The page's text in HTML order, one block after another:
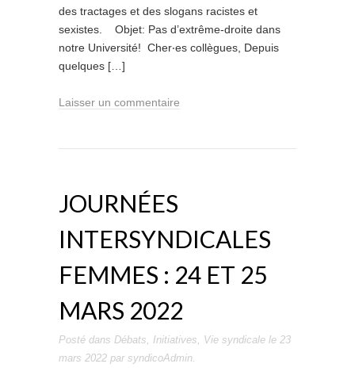
des tractages et des slogans racistes et
sexistes. Objet: Pas d’extrême-droite dans
notre Université! Cher‧es collègues, Depuis
quelques […]
Laisser un commentaire
JOURNÉES
INTERSYNDICALES
FEMMES : 24 ET 25
MARS 2022
Posté dans Débats, Initiatives, Vie syndicale le 23
mars 2022 par syndicoAdmin.